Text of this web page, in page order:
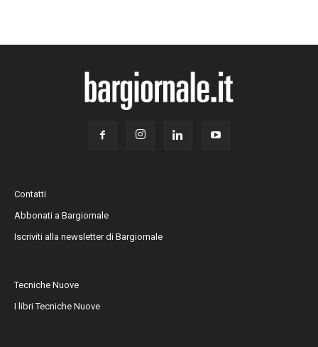
Contatti
Abbonati a Bargiornale
Iscriviti alla newsletter di Bargiornale
Tecniche Nuove
I libri Tecniche Nuove